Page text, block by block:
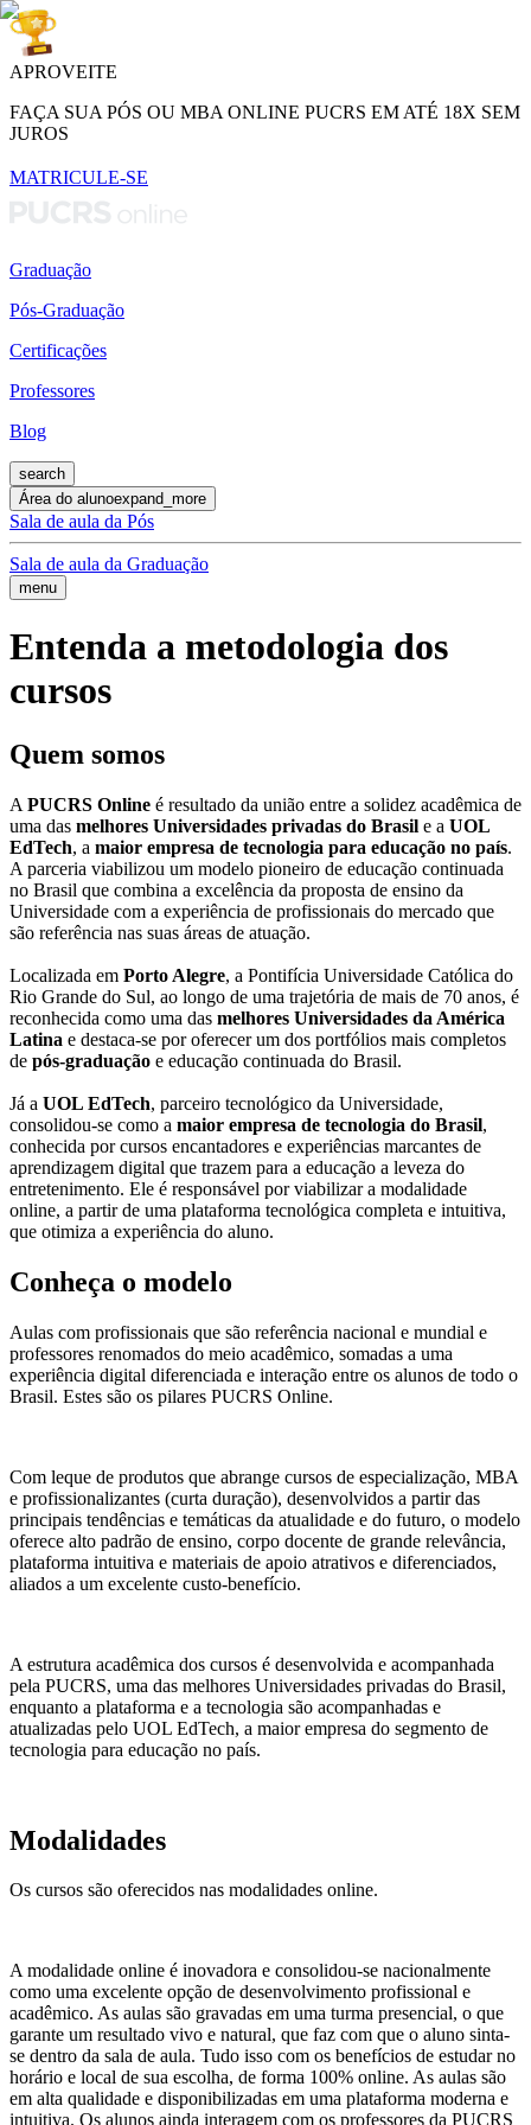
APROVEITE
FAÇA SUA PÓS OU MBA ONLINE PUCRS EM ATÉ 18X SEM
JUROS
MATRICULE-SE
Graduação
Pós-Graduação
Certificações
Professores
Blog
search
Área do alunoexpand_more
Sala de aula da Pós
Sala de aula da Graduação
menu
Entenda a metodologia dos
cursos
Quem somos
A PUCRS Online é resultado da união entre a solidez acadêmica de
uma das melhores Universidades privadas do Brasil e a UOL
EdTech, a maior empresa de tecnologia para educação no país.
A parceria viabilizou um modelo pioneiro de educação continuada
no Brasil que combina a excelência da proposta de ensino da
Universidade com a experiência de profissionais do mercado que
são referência nas suas áreas de atuação.
Localizada em Porto Alegre, a Pontifícia Universidade Católica do
Rio Grande do Sul, ao longo de uma trajetória de mais de 70 anos, é
reconhecida como uma das melhores Universidades da América
Latina e destaca-se por oferecer um dos portfólios mais completos
de pós-graduação e educação continuada do Brasil.
Já a UOL EdTech, parceiro tecnológico da Universidade,
consolidou-se como a maior empresa de tecnologia do Brasil,
conhecida por cursos encantadores e experiências marcantes de
aprendizagem digital que trazem para a educação a leveza do
entretenimento. Ele é responsável por viabilizar a modalidade
online, a partir de uma plataforma tecnológica completa e intuitiva,
que otimiza a experiência do aluno.
Conheça o modelo
Aulas com profissionais que são referência nacional e mundial e
professores renomados do meio acadêmico, somadas a uma
experiência digital diferenciada e interação entre os alunos de todo o
Brasil. Estes são os pilares PUCRS Online.
Com leque de produtos que abrange cursos de especialização, MBA
e profissionalizantes (curta duração), desenvolvidos a partir das
principais tendências e temáticas da atualidade e do futuro, o modelo
oferece alto padrão de ensino, corpo docente de grande relevância,
plataforma intuitiva e materiais de apoio atrativos e diferenciados,
aliados a um excelente custo-benefício.
A estrutura acadêmica dos cursos é desenvolvida e acompanhada
pela PUCRS, uma das melhores Universidades privadas do Brasil,
enquanto a plataforma e a tecnologia são acompanhadas e
atualizadas pelo UOL EdTech, a maior empresa do segmento de
tecnologia para educação no país.
Modalidades
Os cursos são oferecidos nas modalidades online.
A modalidade online é inovadora e consolidou-se nacionalmente
como uma excelente opção de desenvolvimento profissional e
acadêmico. As aulas são gravadas em uma turma presencial, o que
garante um resultado vivo e natural, que faz com que o aluno sinta-
se dentro da sala de aula. Tudo isso com os benefícios de estudar no
horário e local de sua escolha, de forma 100% online. As aulas são
em alta qualidade e disponibilizadas em uma plataforma moderna e
intuitiva. Os alunos ainda interagem com os professores da PUCRS